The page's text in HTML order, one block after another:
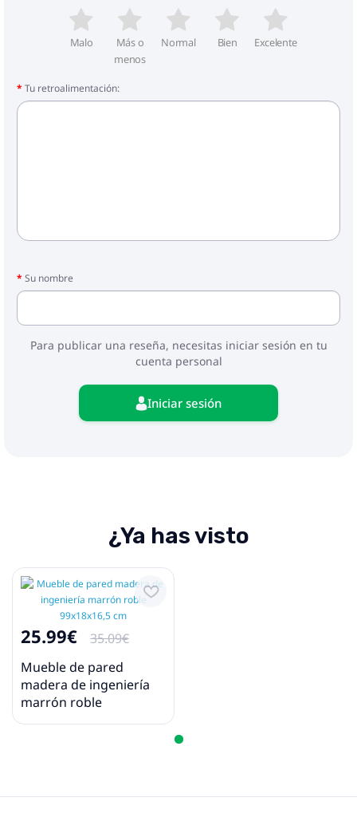
Malo
Más o
menos
Normal Bien Excelente
Tu retroalimentación:
Su nombre
Para publicar una reseña, necesitas iniciar sesión en tu
cuenta personal
Iniciar sesión
¿Ya has visto
25.99€
35.09€
Mueble de pared
madera de ingeniería
marrón roble
99x18x16,5 cm